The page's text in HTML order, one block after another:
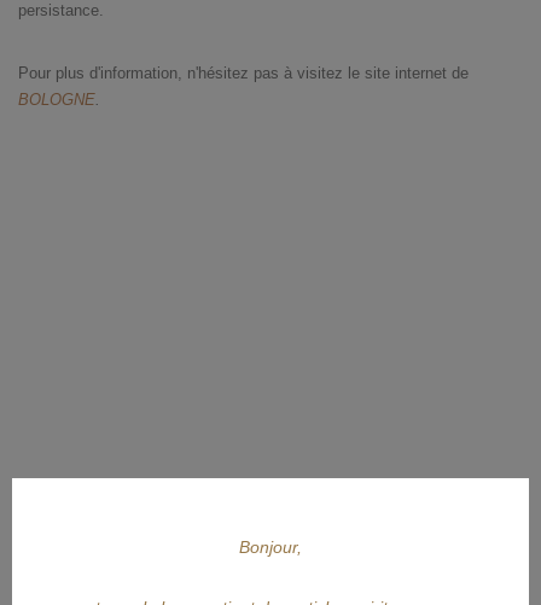
persistance.
Pour plus d'information, n'hésitez pas à visitez le site internet de
BOLOGNE.
Bonjour,